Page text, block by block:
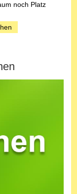
noch Platz